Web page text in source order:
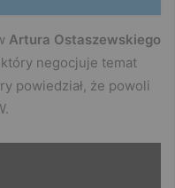
Artura Ostaszewskiego
negocjuje temat
powiedział, że powoli